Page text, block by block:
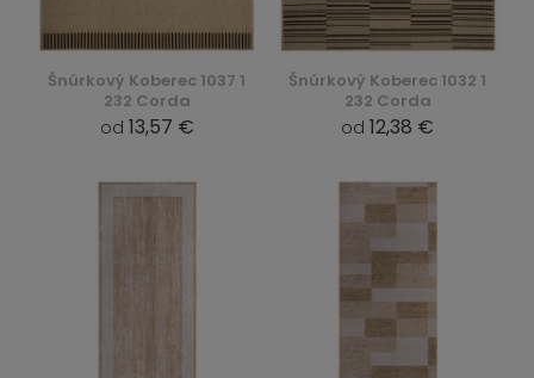
Šnúrkový Koberec 1037 1
232 Corda
od 13,57 €
Šnúrkový Koberec 1032 1
232 Corda
od 12,38 €